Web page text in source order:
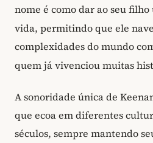
nome é como dar ao seu filho
vida, permitindo que ele
complexidades do mundo
quem já vivenciou muitas
A sonoridade única de
que ecoa em diferentes
séculos, sempre mantendo